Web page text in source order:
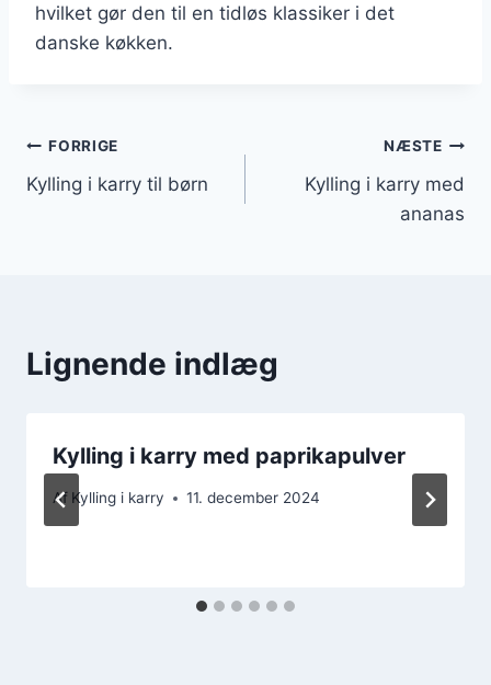
hvilket gør den til en tidløs klassiker i det
danske køkken.
Indlægsnavigation
FORRIGE
Kylling i karry til børn
NÆSTE
Kylling i karry med
ananas
Lignende indlæg
Kylling i karry med paprikapulver
Af Kylling i karry 11. december 2024